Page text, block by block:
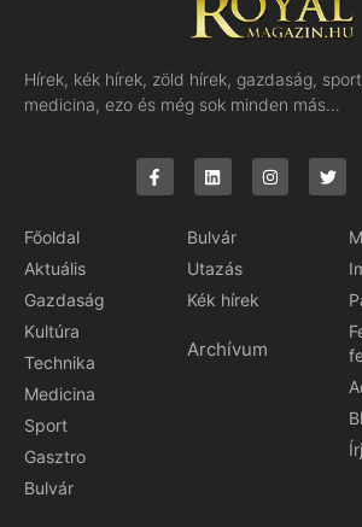
Hírek, kék hírek, zöld hírek, gazdaság,
medicina, ezo és még sok minden más…
Főoldal
Aktuális
Gazdaság
Kultúra
Technika
Medicina
Sport
Gasztro
Bulvár
Bulvár
Utazás
Kék hírek
Archívum